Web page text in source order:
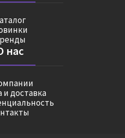
нас
и доставка